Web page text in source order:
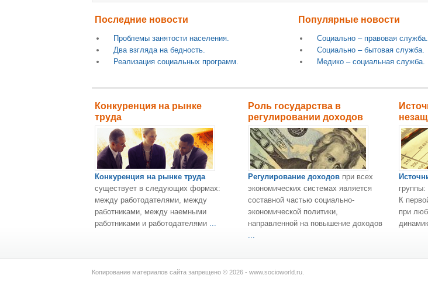
Последние новости
Проблемы занятости населения.
Два взгляда на бедность.
Реализация социальных программ.
Популярные новости
Социально – правовая служба.
Социально – бытовая служба.
Медико – социальная служба.
Конкуренция на рынке
труда
Конкуренция на рынке труда
существует в следующих формах:
между работодателями, между
работниками, между наемными
работниками и работодателями ...
Роль государства в
регулировании доходов
Регулирование доходов при всех
экономических системах является
составной частью социально-
экономической политики,
направленной на повышение доходов
...
К
при
Копирование материалов сайта запрещено © 2026 - www.socioworld.ru.